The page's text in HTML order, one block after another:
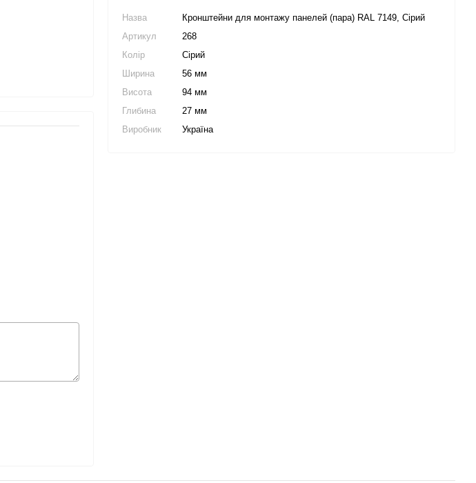
Назва
Кронштейни для монтажу панелей (пара) RAL 7149, Сірий
Артикул
268
Колір
Сірий
Ширина
56 мм
Висота
94 мм
Глибина
27 мм
Виробник
Україна